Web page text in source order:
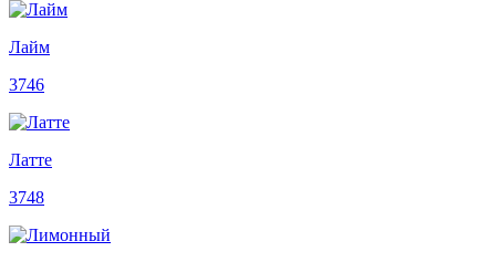
Лайм
3746
Латте
3748